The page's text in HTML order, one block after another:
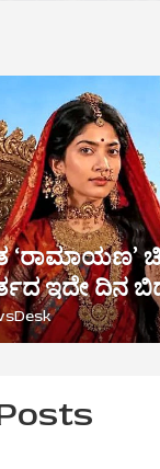
‘ರಾಮಾಯಣ’
ಇದೇ ದಿನ